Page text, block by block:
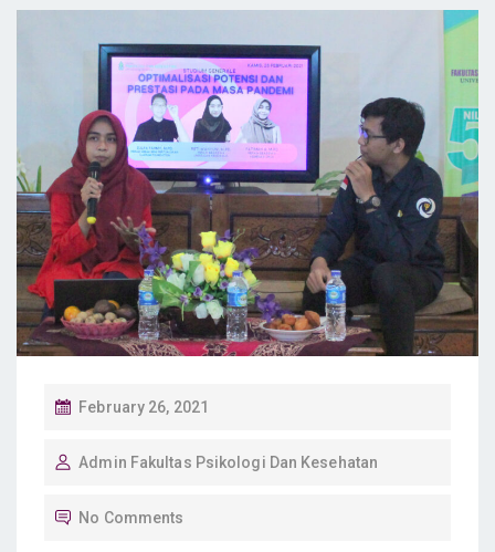
P
S
February 26, 2021
Admin Fakultas Psikologi Dan Kesehatan
No Comments